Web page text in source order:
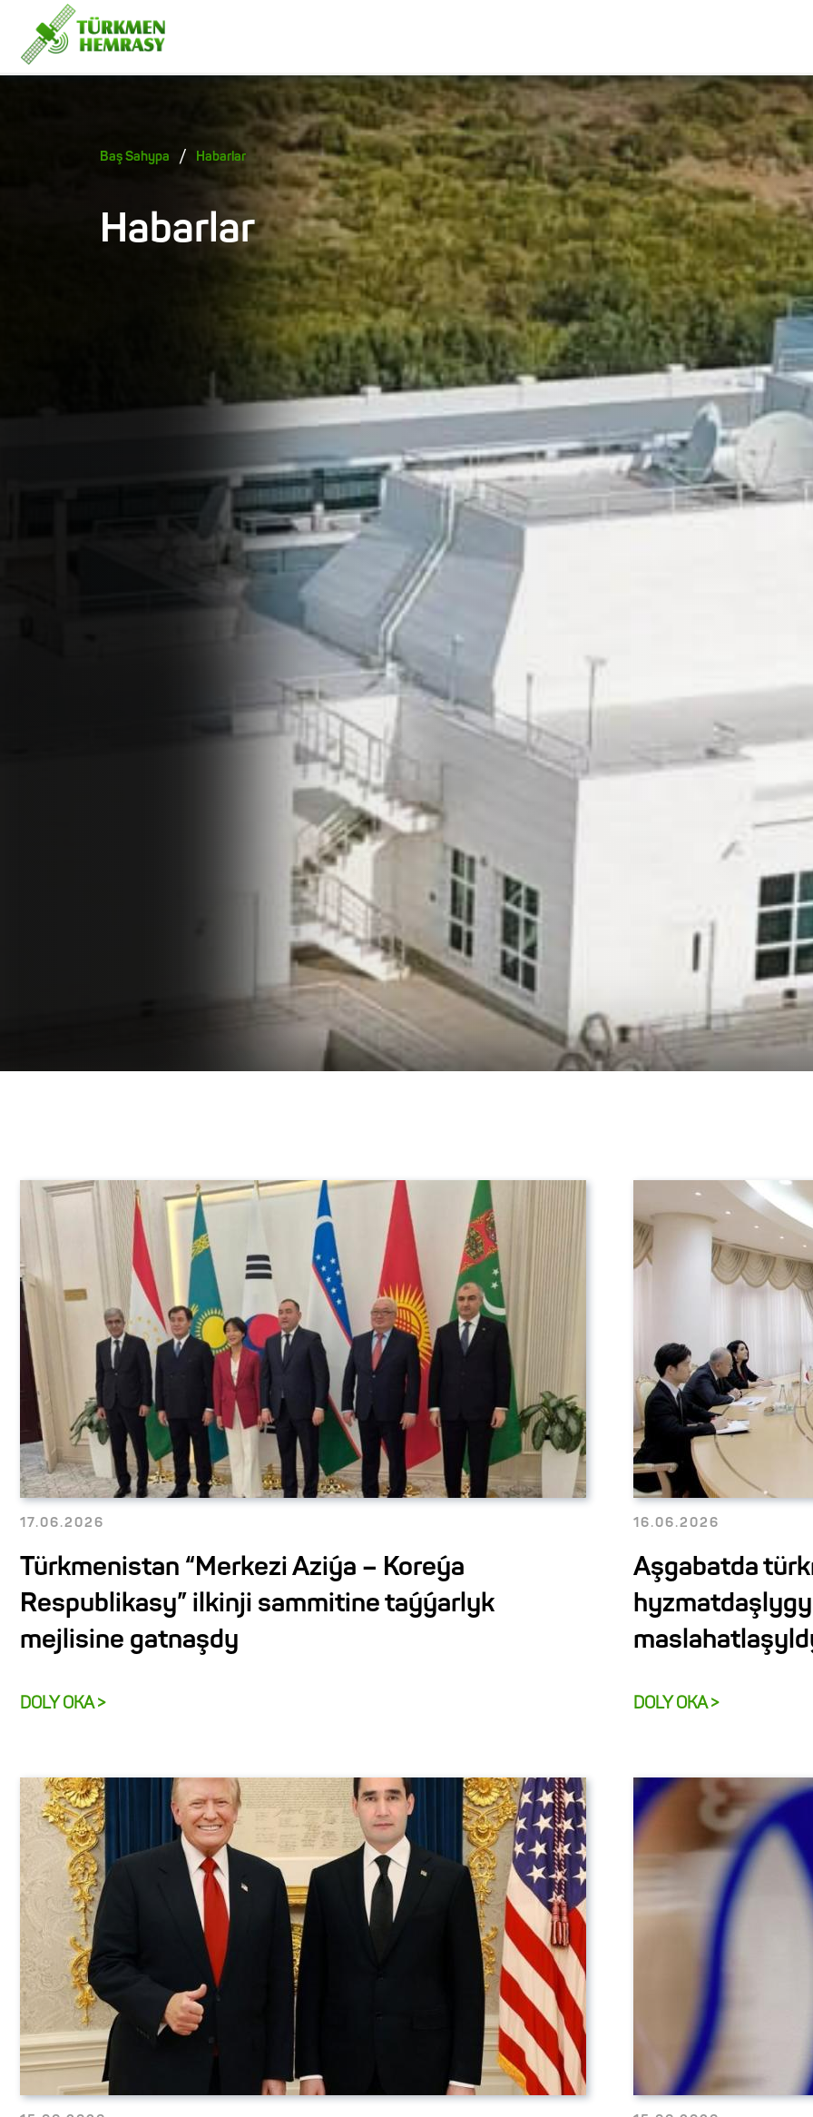
Baş Sahypa / Habarlar
Habarlar
17.06.2026
Türkmenistan “Merkezi Aziýa – Koreýa
Respublikasy” ilkinji sammitine taýýarlyk
mejlisine gatnaşdy
DOLY OKA >
16.06.2026
Aşgabatda
DOLY OKA >